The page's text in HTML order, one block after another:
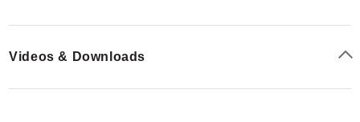
Videos & Downloads